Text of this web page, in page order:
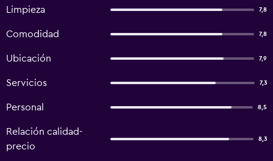
Limpieza 7,8
Comodidad 7,8
Ubicación 7,9
Servicios 7,3
Personal 8,5
Relación calidad-
precio
8,3